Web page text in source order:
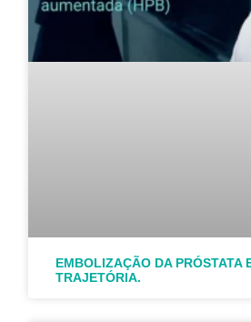
EMBOLIZAÇÃO DA PRÓSTATA
TRAJETÓRIA.